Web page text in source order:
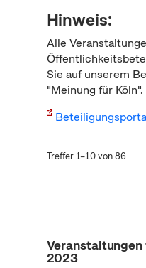
Hinweis:
Alle
Sie auf unserem
"Meinung für Köln".
Treffer 1–10 von 86
2023